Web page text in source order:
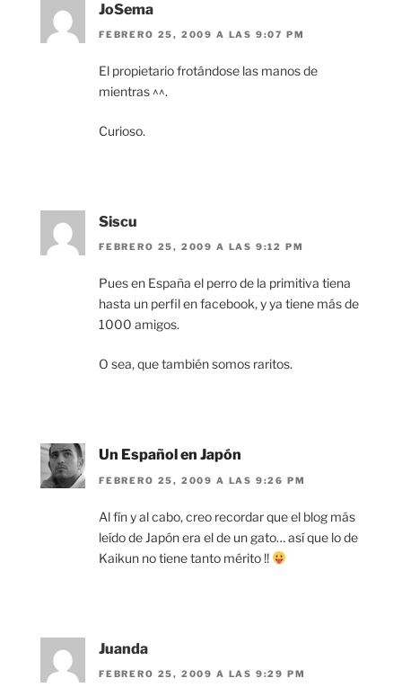
JoSema
FEBRERO 25, 2009 A LAS 9:07 PM
El propietario frotándose las manos de
mientras ^^.
Curioso.
Siscu
FEBRERO 25, 2009 A LAS 9:12 PM
Pues en España el perro de la primitiva tiena
hasta un perfil en facebook, y ya tiene más de
1000 amigos.
O sea, que también somos raritos.
Un Español en Japón
FEBRERO 25, 2009 A LAS 9:26 PM
Al fín y al cabo, creo recordar que el blog más
leído de Japón era el de un gato… así que lo de
Kaikun no tiene tanto mérito !!
Juanda
FEBRERO 25, 2009 A LAS 9:29 PM